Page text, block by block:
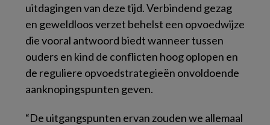
uitdagingen van deze tijd.Verbindend gezag
en geweldloos verzet behelst een opvoedwijze
die vooral antwoord biedt wanneer tussen
ouders en kind de conflicten hoog oplopen en
de reguliere opvoedstrategieën onvoldoende
aanknopingspunten geven.
“De uitgangspunten ervan zouden we allemaal